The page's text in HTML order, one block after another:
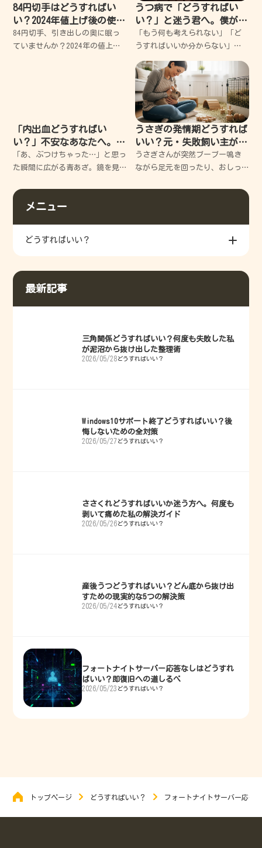
84円切手はどうすればい
い？2024年値上げ後の使い
道を失敗から学ぶ解決ガイ
ド
84円切手、引き出しの奥に眠っ
ていませんか？2024年の値上げ
うつ病で「どうすればい
い？」と迷う君へ。僕が失
敗から学んだ心の休ませ方
「もう何も考えられない」「ど
うすればいいか分からない」
るあなたへ。今のあなたは、決
してダメな人間ではありませ
ん。ただ少し、心がガス欠を起
こしてしまっただけなんです。
僕も何度
「内出血どうすればい
い？」不安なあなたへ。す
ぐできる応急処置と早く治
すコツを徹底解説
「あ、ぶつけちゃった…」と思っ
た瞬間に広がる青あざ。鏡を見
るのか不安になりますよね。 で
も安心してください。今からお
うさぎの発情期どうすれば
いい？元・失敗飼い主が教
える、愛兎と穏やかに過ご
す3つの秘訣
うさぎさんが突然ブーブー鳴き
ながら足元を回ったり、おしっ
メニュー
どうすればいい？
最新記事
三角関係どうすればいい？何度も失敗した私
が泥沼から抜け出した整理術
2026/05/28どうすればいい？
Windows10サポート終了どうすればいい？後
悔しないための全対策
2026/05/27 どうすればいい？
ささくれどうすればいいか迷う方へ。何度も
剥いて痛めた私の解決ガイド
2026/05/26どうすればいい？
産後うつどうすればいい？どん底から抜け出
すための現実的な5つの解決策
2026/05/24どうすればいい？
フォートナイトサーバー応答なしはどうすれ
ばいい？即復旧への道しるべ
2026/05/23 どうすればいい？
トップページ どうすればいい？ フォートナイトサーバー応答